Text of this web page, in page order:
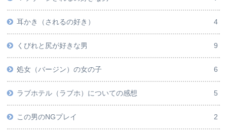
耳かき（されるの好き） 4
くびれと尻が好きな男 9
処女（バージン）の女の子 6
ラブホテル（ラブホ）についての感想 5
この男のNGプレイ 2